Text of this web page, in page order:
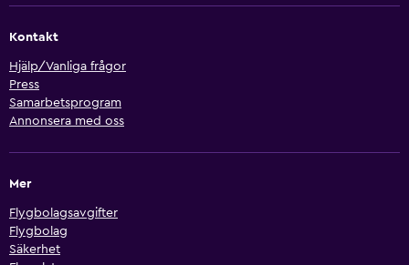
Kontakt
Hjälp/Vanliga frågor
Press
Samarbetsprogram
Annonsera med oss
Mer
Flygbolagsavgifter
Flygbolag
Säkerhet